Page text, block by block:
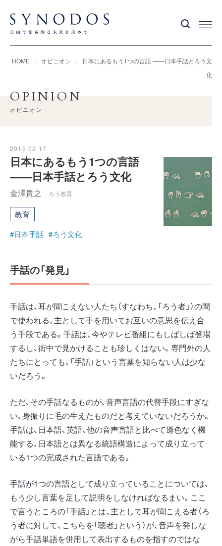
HOME オピニオン
日本にあるもう1つの言語 ――日本手話とろう文
化
OPINION
オピニオン
2015.02.17
日本にあるもう1つの言語
――日本手話とろう文化
金澤貴之 ろう教育
教育
#日本手話 #ろう文化
手話の「発見」
手話は、耳が聞こえない人たち（すなわち、「ろう者」）の間
で使われる、主として手を用いてお互いの意思を伝え合
う手段である。手話は、今やテレビ番組にもしばしば登場
するし、街中で見かけることも珍しくはない。専門外の人
たちにとっても、「手話」という言葉を知らない人は少な
いだろう。
ただ、その手話なるものが、音声言語の代替手段にすぎな
い、身振りに毛の生えたものだと考えていないだろうか。
手話は、日本語、英語、他の音声言語と比べて遜色なく機
能する、日本語とは異なる統語構造によって成り立って
いる1つの完成された言語である。
手話が1つの言語として成り立っていることについては、
もう少し言葉を足して説明をしなければなるまい。ここ
で言うところの「手話」とは、主として耳が聞こえる者（ろ
う者に対して、こちらを「聴者」という）が、音声を発しな
がら手話単語を併用して表出するものを指すのではな